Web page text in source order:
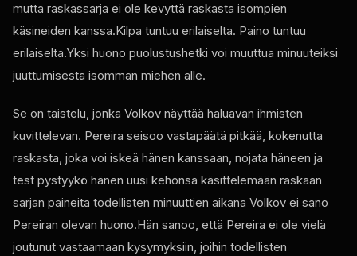
mutta raskassarja ei ole kevyttä raskasta isompien
käsineiden kanssa.Kilpa tuntuu erilaiselta. Paino tuntuu
erilaiselta.Yksi huono puolustushetki voi muuttua minuuteiksi
juuttumisesta isomman miehen alle.
Se on taistelu, jonka Volkov näyttää haluavan ihmisten
kuvittelevan. Pereira seisoo vastapäätä pitkää, kokenutta
raskasta, joka voi iskeä hänen kanssaan, nojata häneen ja
test pystyykö hänen uusi kehonsa käsittelemään raskaan
sarjan paineita todellisten minuuttien aikana Volkov ei sano
Pereiran olevan huono.Hän sanoo, että Pereira ei ole vielä
joutunut vastaamaan kysymyksiin, joihin todellisten